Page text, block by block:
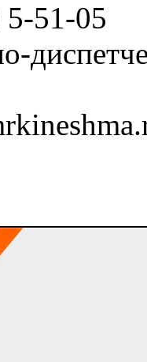
51-05